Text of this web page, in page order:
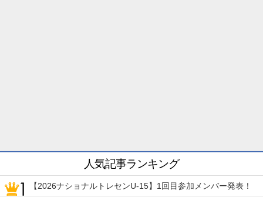
人気記事ランキング
【2026ナショナルトレセンU-15】1回目参加メンバー発表！